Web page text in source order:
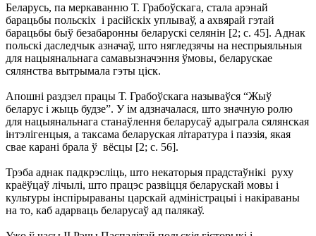
Беларусь, па меркаванню Т. Грабоўскага, стала арэнай
барацьбы польскіх і расійскіх уплываў, а ахвярай гэтай
барацьбы быў безабаронны беларускі селянін [2; с. 45]. Аднак
польскі даследчык азначаў, што нягледзячы на неспрыяльныя
для нацыянальнага самавызначэння ўмовы, беларускае
сялянства вытрымала гэты ціск.
Апошні раздзел працы Т. Грабоўскага называўся “Жыў
беларус і жыць будзе”. У ім адзначалася, што значную ролю
для нацыянальнага станаўлення беларусаў адыграла сялянская
інтэлігенцыя, а таксама беларуская літаратура і паэзія, якая
свае карані брала ў вёсцы [2; с. 56].
Трэба аднак падкрэсліць, што некаторыя прадстаўнікі руху
краёўцаў лічылі, што працэс развіцця беларускай мовы і
культуры інспірыраваны царскай адміністрацыі і накіраваны
на то, каб адарваць беларусаў ад палякаў.